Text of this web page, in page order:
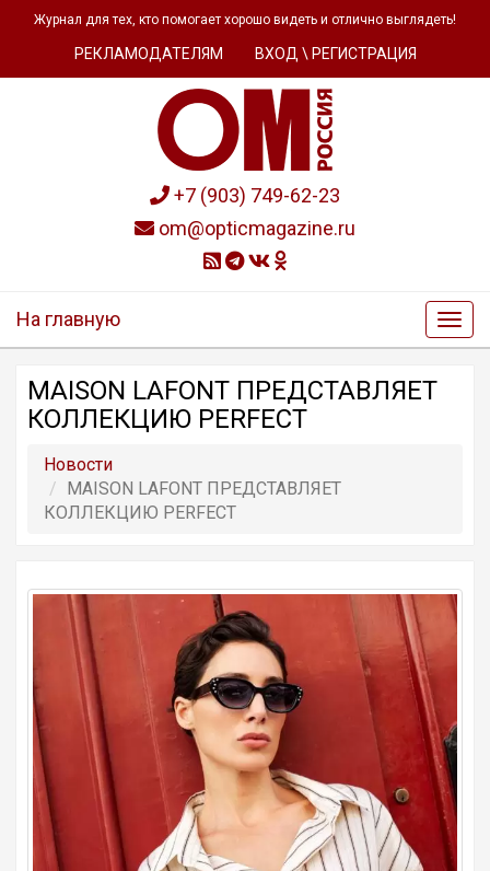
Журнал для тех, кто помогает хорошо видеть и отлично выглядеть!
РЕКЛАМОДАТЕЛЯМ ВХОД \ РЕГИСТРАЦИЯ
+7 (903) 749-62-23
om@opticmagazine.ru
На главную
MAISON LAFONT ПРЕДСТАВЛЯЕТ
КОЛЛЕКЦИЮ PERFECT
Новости
MAISON LAFONT ПРЕДСТАВЛЯЕТ
КОЛЛЕКЦИЮ PERFECT